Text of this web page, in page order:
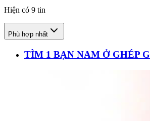
Hiện có 9 tin
Phù hợp nhất
TÌM 1 BẠN NAM Ở GHÉP